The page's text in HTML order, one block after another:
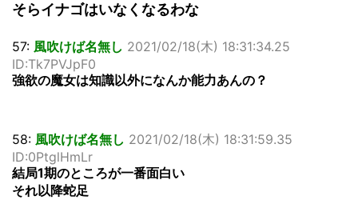
そらイナゴはいなくなるわな
57: 風吹けば名無し 2021/02/18(木) 18:31:34.25
ID:Tk7PVJpF0
強欲の魔女は知識以外になんか能力あんの？
58: 風吹けば名無し 2021/02/18(木) 18:31:59.35
ID:0PtglHmLr
結局1期のところが一番面白い
それ以降蛇足